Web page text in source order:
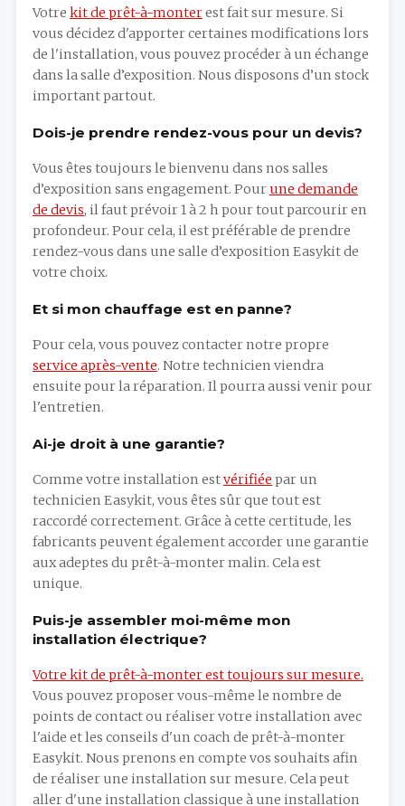
Votre kit de prêt-à-monterest fait sur mesure. Si
vous décidez d'apporter certaines modifications lors
de l'installation, vous pouvez procéder à un échange
dans la salle d’exposition. Nous disposons d’un stock
important partout.
Dois-je prendre rendez-vous pour un devis?
Vous êtes toujours le bienvenu dans nos salles
d’exposition sans engagement. Pour une demande
de devis, il faut prévoir 1 à 2 h pour tout parcourir en
profondeur. Pour cela, il est préférable de prendre
rendez-vous dans une salle d’exposition Easykit de
votre choix.
Et si mon chauffage est en panne?
Pour cela, vous pouvez contacter notre propre
service après-vente. Notre technicien viendra
ensuite pour la réparation. Il pourra aussi venir pour
l'entretien.
Ai-je droit à une garantie?
Comme votre installation estvérifiée par un
technicien Easykit, vous êtes sûr que tout est
raccordé correctement. Grâce à cette certitude, les
fabricants peuvent également accorder une garantie
aux adeptes du prêt-à-monter malin. Cela est
unique.
Puis-je assembler moi-même mon
installation électrique?
Votre kit de prêt-à-monter est toujours sur mesure.
Vous pouvez proposer vous-même le nombre de
points de contact ou réaliser votre installation avec
l'aide et les conseils d'un coach de prêt-à-monter
Easykit. Nous prenons en compte vos souhaits afin
de réaliser une installation sur mesure. Cela peut
aller d'une installation classique à une installation